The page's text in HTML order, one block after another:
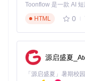
├──
├── image1.txt
将整理好的数据集文
HTML
0
源启盛夏